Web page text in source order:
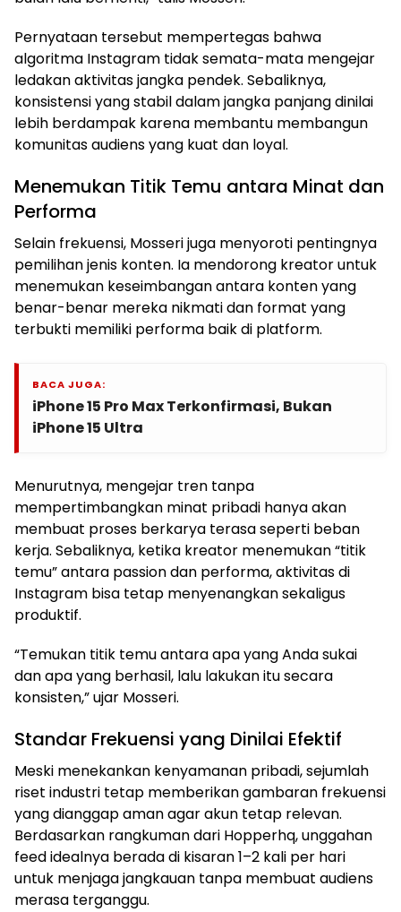
Pernyataan tersebut mempertegas bahwa
algoritma Instagram tidak semata-mata mengejar
ledakan aktivitas jangka pendek. Sebaliknya,
konsistensi yang stabil dalam jangka panjang dinilai
lebih berdampak karena membantu membangun
komunitas audiens yang kuat dan loyal.
Menemukan Titik Temu antara Minat dan
Performa
Selain frekuensi, Mosseri juga menyoroti pentingnya
pemilihan jenis konten. Ia mendorong kreator untuk
menemukan keseimbangan antara konten yang
benar-benar mereka nikmati dan format yang
terbukti memiliki performa baik di platform.
BACA JUGA:
iPhone 15 Pro Max Terkonfirmasi, Bukan
iPhone 15 Ultra
Menurutnya, mengejar tren tanpa
mempertimbangkan minat pribadi hanya akan
membuat proses berkarya terasa seperti beban
kerja. Sebaliknya, ketika kreator menemukan “titik
temu” antara passion dan performa, aktivitas di
Instagram bisa tetap menyenangkan sekaligus
produktif.
“Temukan titik temu antara apa yang Anda sukai
dan apa yang berhasil, lalu lakukan itu secara
konsisten,” ujar Mosseri.
Standar Frekuensi yang Dinilai Efektif
Meski menekankan kenyamanan pribadi, sejumlah
riset industri tetap memberikan gambaran frekuensi
yang dianggap aman agar akun tetap relevan.
Berdasarkan rangkuman dari Hopperhq, unggahan
feed idealnya berada di kisaran 1–2 kali per hari
untuk menjaga jangkauan tanpa membuat audiens
merasa terganggu.